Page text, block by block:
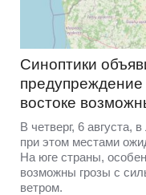
Синоптики
востоке
В четверг, 6 августа,
при этом местами
На юге страны,
возможны грозы с
ветром.